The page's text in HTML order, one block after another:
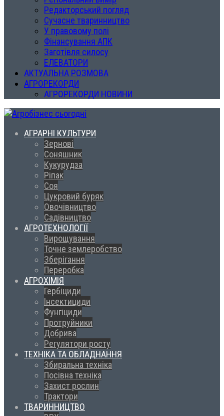
Редакторський погляд
Сучасне тваринництво
У правовому полі
Фінансування АПК
Заготівля силосу
ЕЛЕВАТОРИ
АКТУАЛЬНА РОЗМОВА
АГРОРЕКОРДИ
АГРОРЕКОРДИ НОВИНИ
АГРАРНІ КУЛЬТУРИ
Зернові
Соняшник
Кукурудза
Ріпак
Соя
Цукровий буряк
Овочівництво
Садівництво
АГРОТЕХНОЛОГІЇ
Вирощування
Точне землеробство
Зберігання
Переробка
АГРОХІМІЯ
Гербіциди
Інсектициди
Фунгіциди
Протруйники
Добрива
Регулятори росту
ТЕХНІКА ТА ОБЛАДНАННЯ
Збиральна техніка
Посівна техніка
Захист рослин
Трактори
ТВАРИННИЦТВО